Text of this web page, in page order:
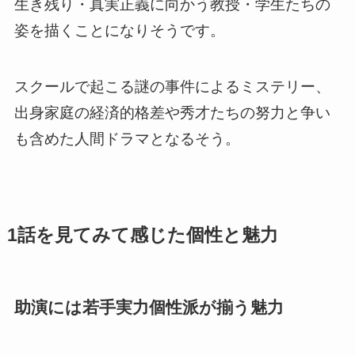
生き残り・真実正義に向かう教授・学生たちの
姿を描くことになりそうです。
スクールで起こる謎の事件によるミステリー、
出身家庭の経済的格差や秀才たちの努力と争い
も含めた人間ドラマとなるそう。
1話を見てみて感じた個性と魅力
助演には若手実力個性派が揃う魅力